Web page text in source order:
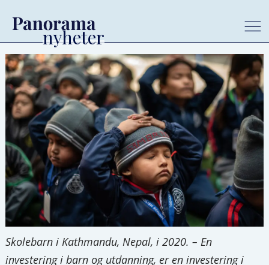
Skolebarn i Kathmandu, Nepal, i 2020. – En
investering i barn og utdanning, er en investering i